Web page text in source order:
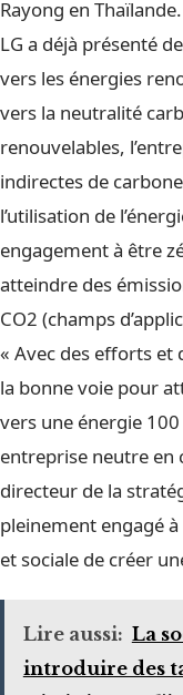
Rayong en Thaïlande.
LG a déjà présenté
vers les énergies
vers la neutralité
renouvelables,
indirectes de
l’utilisation de
engagement à être
atteindre des
CO2 (champs
« Avec des efforts et
la bonne voie pour
vers une énergie
entreprise neutre en
directeur de la
pleinement engagé
et sociale de créer
Lire aussi: La
introduire des